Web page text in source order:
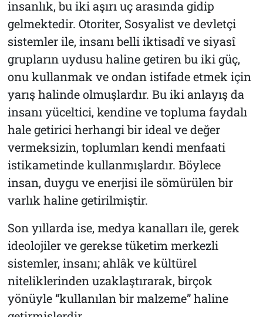
insanlık, bu iki aşırı uç arasında gidip
gelmektedir. Otoriter, Sosyalist ve devletçi
sistemler ile, insanı belli iktisadî ve siyasî
grupların uydusu haline getiren bu iki güç,
onu kullanmak ve ondan istifade etmek için
yarış halinde olmuşlardır. Bu iki anlayış da
insanı yüceltici, kendine ve topluma faydalı
hale getirici herhangi bir ideal ve değer
vermeksizin, toplumları kendi menfaati
istikametinde kullanmışlardır. Böylece
insan, duygu ve enerjisi ile sömürülen bir
varlık haline getirilmiştir.
Son yıllarda ise, medya kanalları ile, gerek
ideolojiler ve gerekse tüketim merkezli
sistemler, insanı; ahlâk ve kültürel
niteliklerinden uzaklaştırarak, birçok
yönüyle “kullanılan bir malzeme” haline